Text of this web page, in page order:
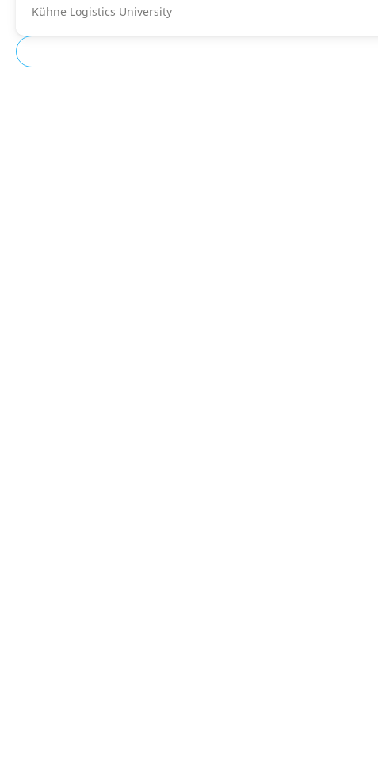
Kühne Logistics University